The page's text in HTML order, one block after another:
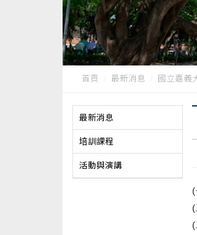
首頁 最新消息 國立嘉義
最新消息
培訓課程
活動與演講